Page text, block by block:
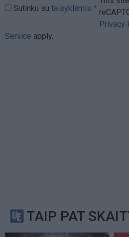
Sutinku su taisyklėmis
Privacy
Service apply.
TAIP PAT